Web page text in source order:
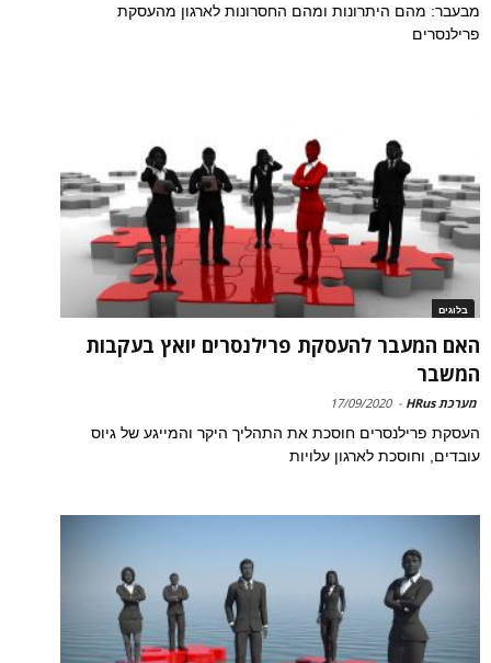
מבעבר: מהם היתרונות ומהם החסרונות לארגון מהעסקת
פרילנסרים
בלוגים
האם המעבר להעסקת פרילנסרים יואץ בעקבות
המשבר
מערכת HRus -
17/09/2020
העסקת פרילנסרים חוסכת את התהליך היקר והמייגע של גיוס
עובדים, וחוסכת לארגון עלויות